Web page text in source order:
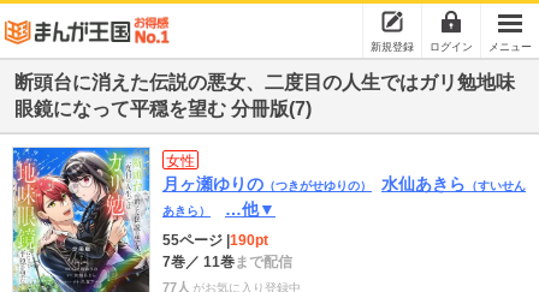
新規登録 ログイン メニュー
断頭台に消えた伝説の悪女、二度目の人生ではガリ勉地味
眼鏡になって平穏を望む 分冊版(7)
女性
月ヶ瀬ゆりの （つきがせゆりの） 水仙あきら （すいせん
あきら）
…他▼
55ページ 190pt
7巻／ 11巻まで配信
77人 がお気に入り登録中